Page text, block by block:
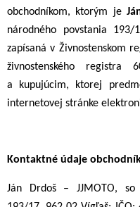
obchodníkom, ktorým je
národného povstania 193/
zapísaná v Živnostenskom
živnostenského registra
a kupujúcim, ktorej
internetovej stránke
Kontaktné údaje
Ján Drdoš – JJMOTO,